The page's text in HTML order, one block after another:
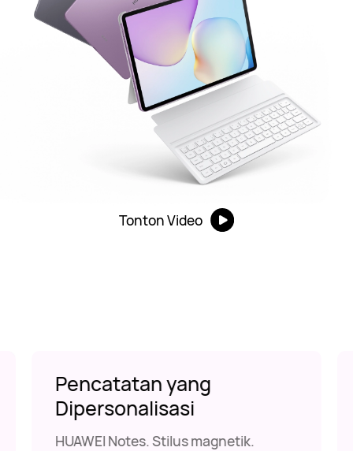
Tonton Video
Pencatatan yang
Dipersonalisasi
HUAWEI Notes. Stilus magnetik.